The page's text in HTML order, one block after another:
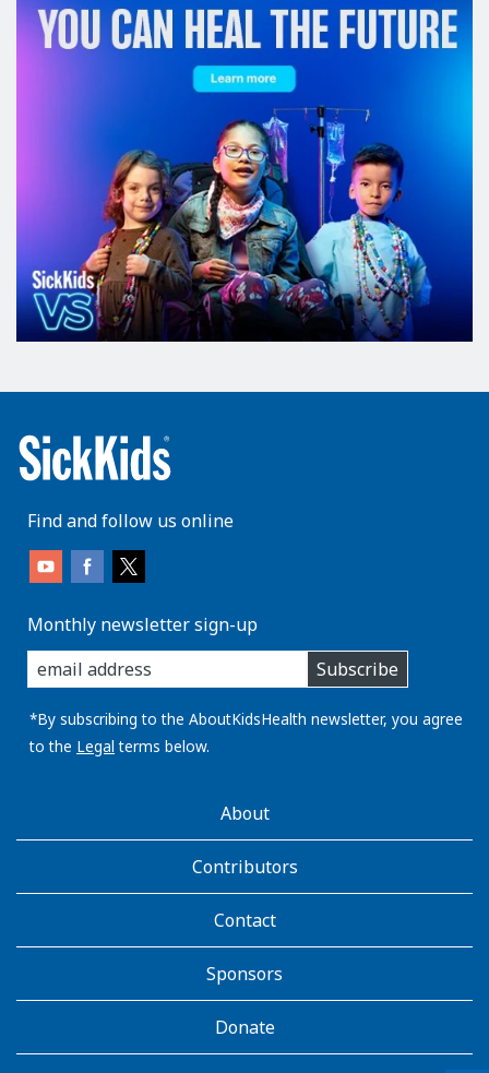
Find and follow us online
Monthly newsletter sign-up
enter
you
email
address:
Subscribe
*By subscribing to the AboutKidsHealth newsletter, you agree
to the Legal terms below.
AboutKidsHealthAbout
Contributors
Contact
Sponsors
Donate